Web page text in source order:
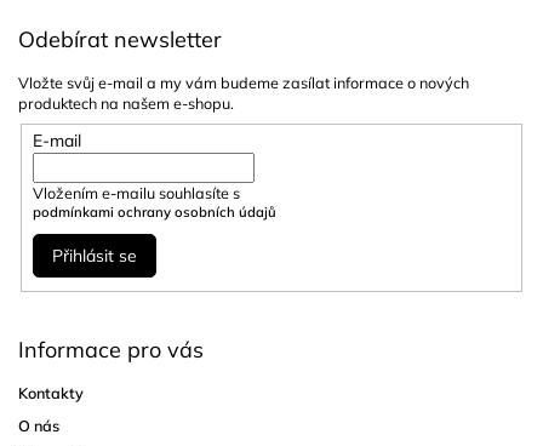
Odebírat newsletter
Vložte svůj e-mail a my vám budeme zasílat informace o nových
produktech na našem e-shopu.
E-mail
Vložením e-mailu souhlasíte s
podmínkami ochrany osobních údajů
Přihlásit se
Informace pro vás
Kontakty
O nás